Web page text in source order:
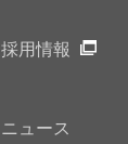
採用情報
ニュース